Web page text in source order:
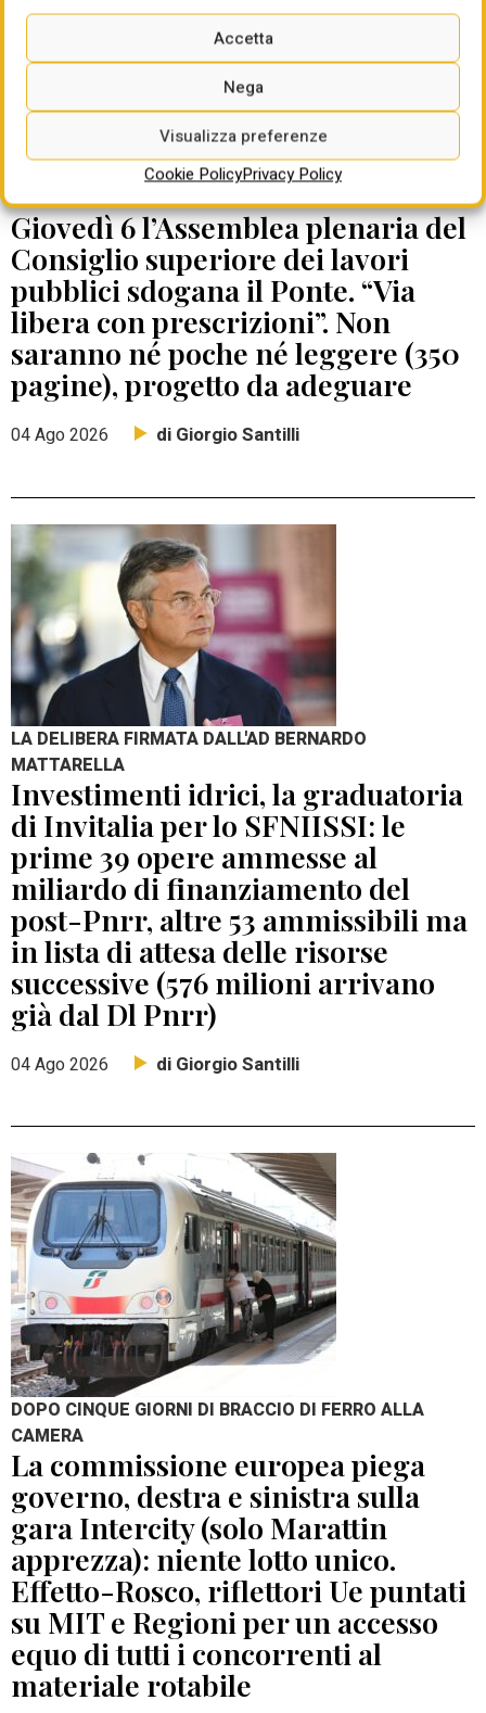
Accetta
Nega
Visualizza preferenze
Cookie PolicyPrivacy Policy
DATE DA RICORDARE
Giovedì 6 l’Assemblea plenaria del
Consiglio superiore dei lavori
pubblici sdogana il Ponte. “Via
libera con prescrizioni”. Non
saranno né poche né leggere (350
pagine), progetto da adeguare
04 Ago 2026 di Giorgio Santilli
LA DELIBERA FIRMATA DALL'AD BERNARDO
MATTARELLA
Investimenti idrici, la graduatoria
di Invitalia per lo SFNIISSI: le
prime 39 opere ammesse al
miliardo di finanziamento del
post-Pnrr, altre 53 ammissibili ma
in lista di attesa delle risorse
successive (576 milioni arrivano
già dal Dl Pnrr)
04 Ago 2026 di Giorgio Santilli
DOPO CINQUE GIORNI DI BRACCIO DI FERRO ALLA
CAMERA
La commissione europea piega
governo, destra e sinistra sulla
gara Intercity (solo Marattin
apprezza): niente lotto unico.
Effetto-Rosco, riflettori Ue puntati
su MIT e Regioni per un accesso
equo di tutti i concorrenti al
materiale rotabile